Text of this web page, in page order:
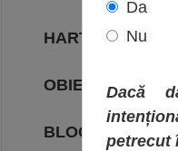
HARTA
OBIECTIVE
BLOG
Da
Nu
Dacă
petrecut